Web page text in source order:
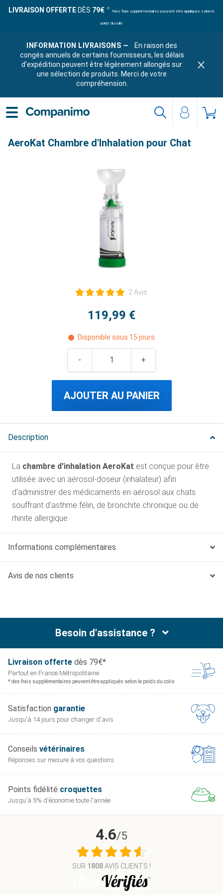
LIVRAISON OFFERTE DÈS 79€ *des frais supplémentaires peuvent être appliqués selon le
poids du colis
INFORMATION LIVRAISONS —
En raison des
congés annuels de certains fournisseurs, les délais
d'expédition peuvent être légèrement allongés sur
une sélection de produits. Merci de votre
compréhension.
AeroKat Chambre d'Inhalation pour Chat
2 Avis
119,99 €
Disponible sous 15 jours
AJOUTER AU PANIER
Description
La chambre d'inhalation AeroKat est conçue pour être
utilisée avec un aérosol-doseur (inhalateur) afin
d'administrer des médicaments en aérosol aux chats
souffrant d'asthme félin, de bronchite chronique ou de
rhinite allergique.
Informations complémentaires
Avis de nos clients
Besoin d'assistance ?
Livraison offerte dès 79€*
Partout en France Métropolitaine
* des frais supplémentaires peuvent être appliqués selon le poids du colis
Satisfaction garantie
Jusqu'à 14 jours pour changer d'avis
Conseils vétérinaires
Réponses sur mesure à vos questions
Points fidélité croquettes
Jusqu'à 5% d'économie toute l'année
4.6/5
SUR 1808AVIS CLIENTS !